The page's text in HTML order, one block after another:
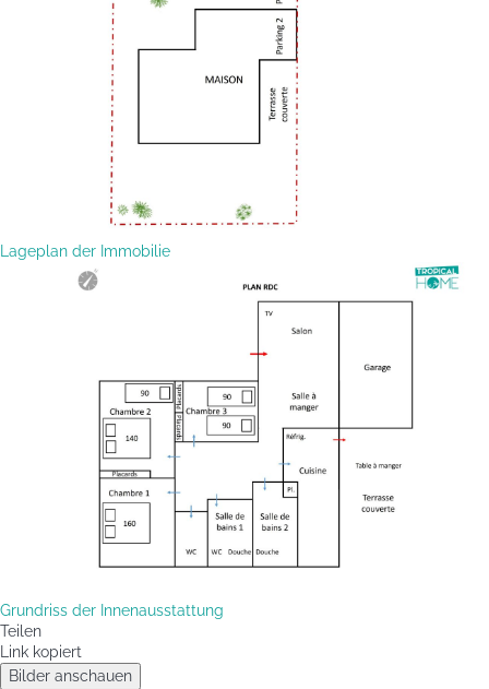
Lageplan der Immobilie
Grundriss der Innenausstattung
Teilen
Link kopiert
Bilder anschauen